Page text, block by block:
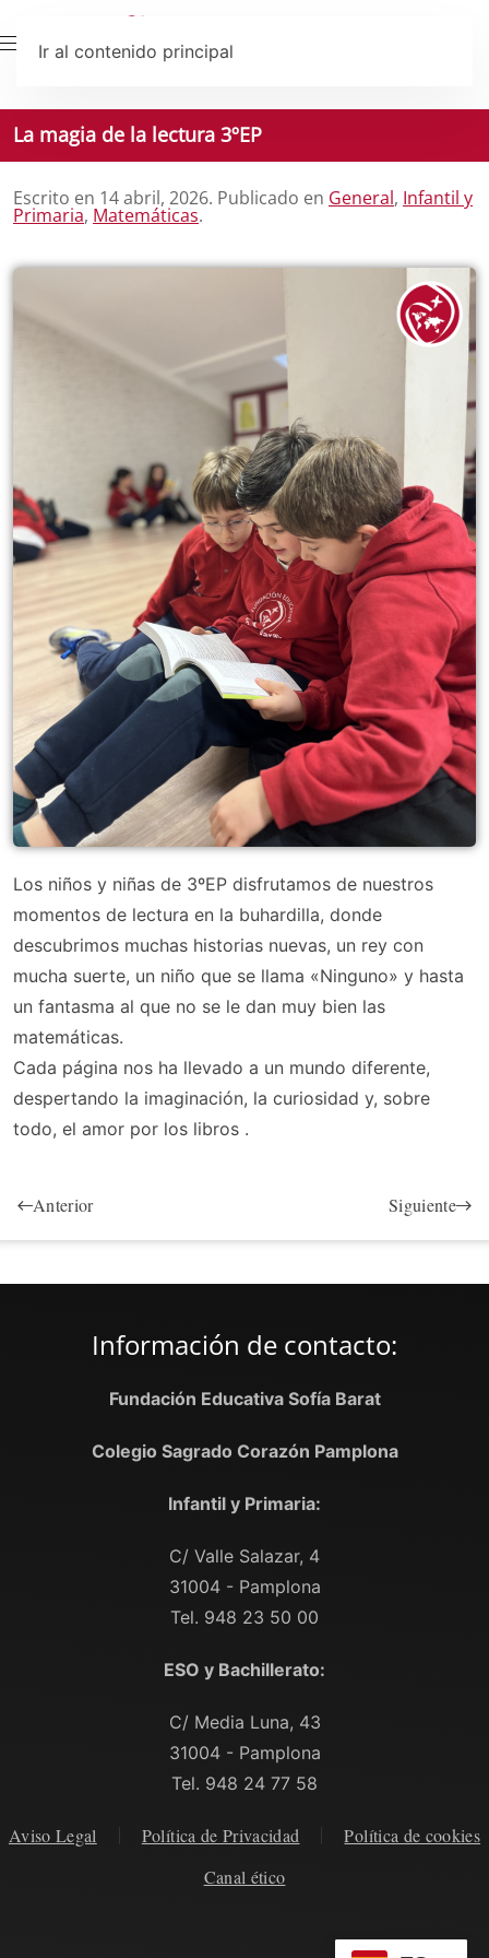
Ir al contenido principal
La magia de la lectura 3ºEP
Escrito en 14 abril, 2026. Publicado en General, Infantil y
Primaria, Matemáticas.
Los niños y niñas de 3ºEP disfrutamos de nuestros
momentos de lectura en la buhardilla, donde
descubrimos muchas historias nuevas, un rey con
mucha suerte, un niño que se llama «Ninguno» y hasta
un fantasma al que no se le dan muy bien las
matemáticas.
Cada página nos ha llevado a un mundo diferente,
despertando la imaginación, la curiosidad y, sobre
todo, el amor por los libros .
Anterior Siguiente
Información de contacto:
Fundación Educativa Sofía Barat
Colegio Sagrado Corazón Pamplona
Infantil y Primaria:
C/ Valle Salazar, 4
31004 - Pamplona
Tel. 948 23 50 00
ESO y Bachillerato:
C/ Media Luna, 43
31004 - Pamplona
Tel. 948 24 77 58
Aviso Legal Política de Privacidad
Política de cookies
Canal ético